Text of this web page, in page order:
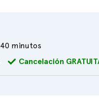
40 minutos
Cancelación